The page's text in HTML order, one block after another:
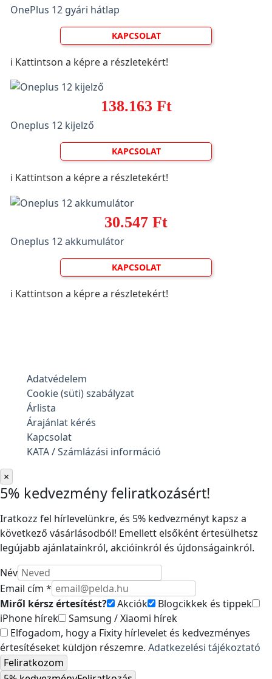
OnePlus 12 gyári hátlap
KAPCSOLAT
ℹ️ Kattintson a képre a részletekért!
138.163 Ft
Oneplus 12 kijelző
KAPCSOLAT
ℹ️ Kattintson a képre a részletekért!
30.547 Ft
Oneplus 12 akkumulátor
KAPCSOLAT
ℹ️ Kattintson a képre a részletekért!
Adatvédelem
Cookie (süti) szabályzat
Árlista
Árajánlat kérés
Kapcsolat
KATA / Számlázási információ
×
5% kedvezmény feliratkozásért!
Iratkozz fel hírlevelünkre, és 5% kedvezményt kapsz a
következő vásárlásodból! Emellett elsőként értesülhetsz
legújabb ajánlatainkról, akcióinkról és újdonságainkról.
Név
Email cím *
Miről kérsz értesítést?
Akciók
Blogcikkek és tippek
iPhone hírek
Samsung / Xiaomi hírek
Elfogadom, hogy a Fixity hírlevelet és kedvezményes
értesítéseket küldjön részemre. Adatkezelési tájékoztató
Feliratkozom